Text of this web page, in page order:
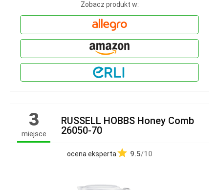
Zobacz produkt w:
3
miejsce
RUSSELL HOBBS Honey Comb
26050-70
ocena eksperta 9.5/10